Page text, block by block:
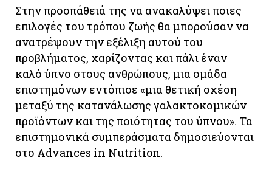
Στην προσπάθειά της να ανακαλύψει ποιες
επιλογές του τρόπου ζωής θα μπορούσαν να
ανατρέψουν την εξέλιξη αυτού του
προβλήματος, χαρίζοντας και πάλι έναν
καλό ύπνο στους ανθρώπους, μια ομάδα
επιστημόνων εντόπισε «μια θετική σχέση
μεταξύ της κατανάλωσης γαλακτοκομικών
προϊόντων και της ποιότητας του ύπνου». Τα
επιστημονικά συμπεράσματα δημοσιεύονται
στο Advances in Nutrition.